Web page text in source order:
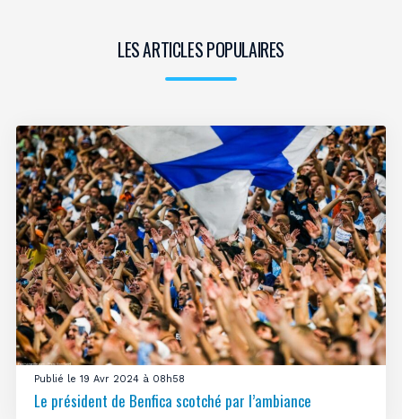
LES ARTICLES POPULAIRES
Publié le 19 Avr 2024 à 08h58
Le président de Benfica scotché par l’ambiance